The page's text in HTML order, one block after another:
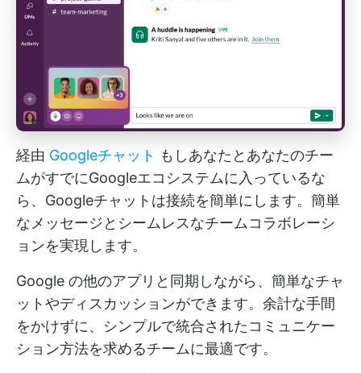
経由 Googleチャット もしあなたとあなたのチー
ムがすでにGoogleエコシステムに入っているな
ら、Googleチャットは接続を簡単にします。簡単
なメッセージとシームレスなチームコラボレーシ
ョンを実現します。
Google の他のアプリと同期しながら、簡単なチャ
ットやディスカッションができます。余計な手間
をかけずに、シンプルで統合されたコミュニケー
ション方法を求めるチームに最適です。